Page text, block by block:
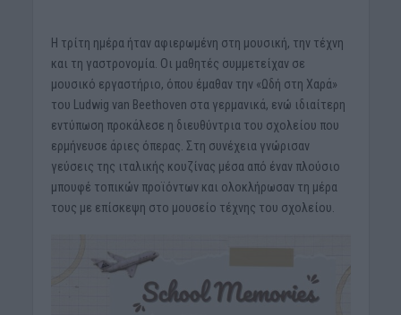
Η τρίτη ημέρα ήταν αφιερωμένη στη μουσική, την τέχνη
και τη γαστρονομία. Οι μαθητές συμμετείχαν σε
μουσικό εργαστήριο, όπου έμαθαν την «Ωδή στη Χαρά»
του Ludwig van Beethoven στα γερμανικά, ενώ ιδιαίτερη
εντύπωση προκάλεσε η διευθύντρια του σχολείου που
ερμήνευσε άριες όπερας. Στη συνέχεια γνώρισαν
γεύσεις της ιταλικής κουζίνας μέσα από έναν πλούσιο
μπουφέ τοπικών προϊόντων και ολοκλήρωσαν τη μέρα
τους με επίσκεψη στο μουσείο τέχνης του σχολείου.